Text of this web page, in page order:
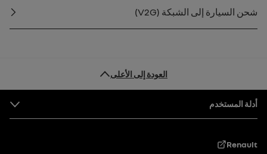
شحن السيارة إلى الشبكة (V2G)
العودة إلى الأعلى
التذييل
أدلة المستخدم
Renault